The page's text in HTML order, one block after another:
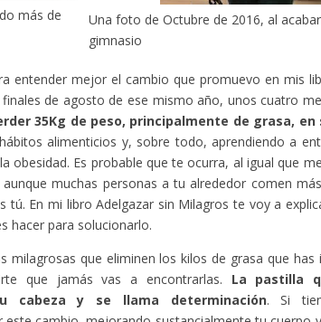
más de
Una foto de Octubre de 2016, al
gimnasio
entender mejor el cambio que promuevo en mis
de agosto de ese mismo año, unos cuatro
35Kg de peso, principalmente de grasa,
alimenticios y, sobre todo, aprendiendo a
obesidad. Es probable que te ocurra, al igual que
muchas personas a tu alrededor comen
tú. En mi libro Adelgazar sin Milagros te voy a
hacer para solucionarlo.
milagrosas que eliminen los kilos de grasa que has
que jamás vas a encontrarlas. La pastilla
cabeza y se llama determinación. Si